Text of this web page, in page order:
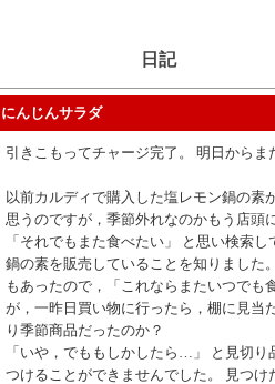
日記
にんじんサラダ
引きこもってチャージ完了。 明日からま
以前カルディで購入した塩レモン鍋の素
思うのですが，季節外れなのかもう店頭
「それでもまた食べたい」 と思い検索
鍋の素を販売していることを知りました
もあったので，「これならまたいつでも
が，一昨日買い物に行ったら，棚に見当
り季節商品だったのか？
「いや，でももしかしたら…」 と見切
つけることができませんでした。 見つ